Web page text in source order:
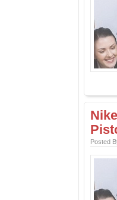
Posted